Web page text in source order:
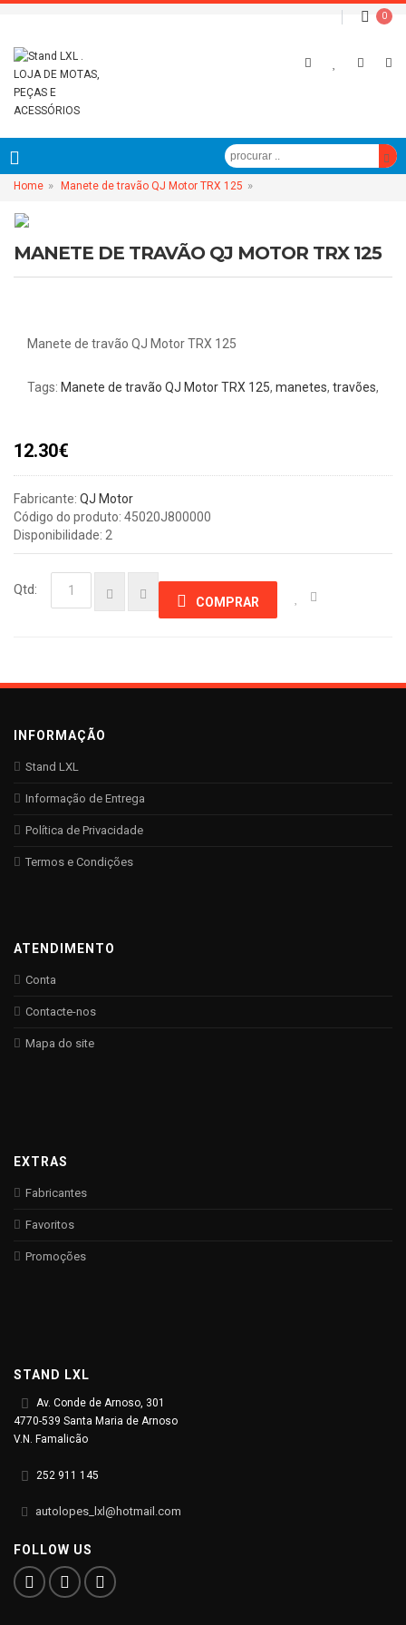
0
Home » Manete de travão QJ Motor TRX 125 »
MANETE DE TRAVÃO QJ MOTOR TRX 125
Manete de travão QJ Motor TRX 125
Tags: Manete de travão QJ Motor TRX 125, manetes, travões,
12.30€
Fabricante: QJ Motor
Código do produto: 45020J800000
Disponibilidade: 2
Qtd:
COMPRAR
INFORMAÇÃO
Stand LXL
Informação de Entrega
Política de Privacidade
Termos e Condições
ATENDIMENTO
Conta
Contacte-nos
Mapa do site
EXTRAS
Fabricantes
Favoritos
Promoções
STAND LXL
Av. Conde de Arnoso, 301
4770-539 Santa Maria de Arnoso
V.N. Famalicão
252 911 145
autolopes_lxl@hotmail.com
FOLLOW US